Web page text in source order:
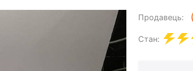
Продавець:
Стан: